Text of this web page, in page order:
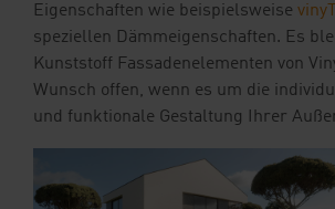
Eigenschaften wie beispielsweise
speziellen Dämmeigenschaften. Es
Kunststoff Fassadenelementen von
Wunsch offen, wenn es um die
und funktionale Gestaltung Ihrer